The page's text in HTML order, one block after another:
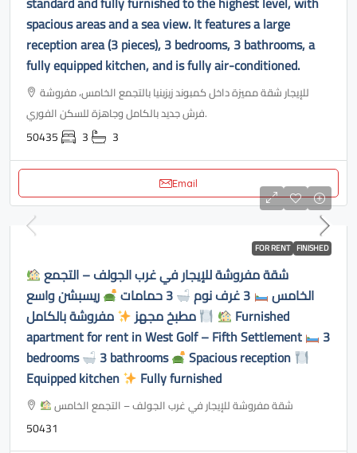
spacious areas and a sea view. It features a large
reception area (3 pieces), 3 bedrooms, 3 bathrooms, a
fully equipped kitchen, and is fully air-conditioned.
للإيجار شقة مميزة داخل كمبوند زيزينيا بالتجمع الخامس، مفروشة
فرش جديد بالكامل وجاهزة للسكن الفوري.
50435 3 3
Email
FOR RENT FINISHED
شقة مفروشة للإيجار في غرب الجولف – التجمع
الخامس
ريسبشن واسع
مطبخ مجهز
Furnished
apartment for rent in West Golf – Fifth Settlement
3
bedrooms
3 bathrooms
Spacious reception
Equipped kitchen
Fully furnished
شقة مفروشة للإيجار في غرب الجولف – التجمع الخامس
50431